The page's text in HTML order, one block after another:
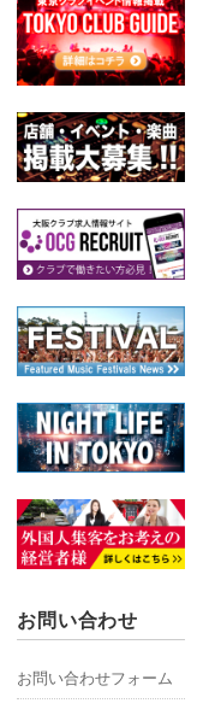
お問い合わせ
お問い合わせフォーム